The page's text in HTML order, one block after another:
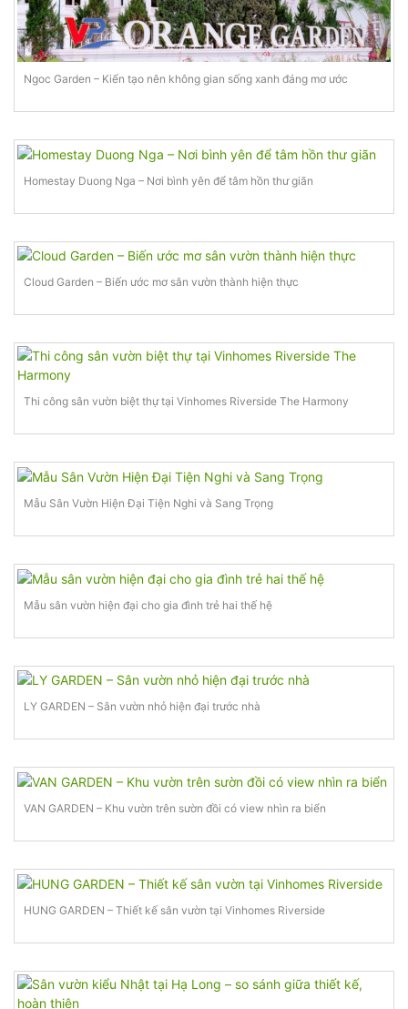
Ngoc Garden – Kiến tạo nên không gian sống xanh đáng mơ ước
Homestay Duong Nga – Nơi bình yên để tâm hồn thư giãn
Cloud Garden – Biến ước mơ sân vườn thành hiện thực
Thi công sân vườn biệt thự tại Vinhomes Riverside The Harmony
Mẫu Sân Vườn Hiện Đại Tiện Nghi và Sang Trọng
Mẫu sân vườn hiện đại cho gia đình trẻ hai thế hệ
LY GARDEN – Sân vườn nhỏ hiện đại trước nhà
VAN GARDEN – Khu vườn trên sườn đồi có view nhìn ra biển
HUNG GARDEN – Thiết kế sân vườn tại Vinhomes Riverside